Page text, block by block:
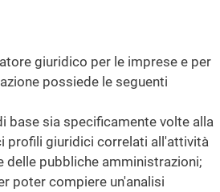
giuridico per le imprese e per
possiede le seguenti
base sia specificamente volte alla
profili giuridici correlati all'attività
delle pubbliche amministrazioni;
poter compiere un'analisi